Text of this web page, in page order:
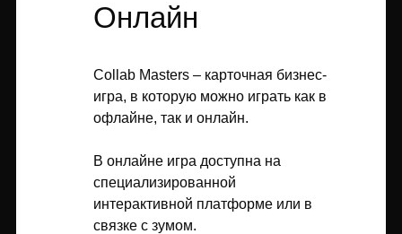
Онлайн
Collab Masters – карточная бизнес-
игра, в которую можно играть как в
офлайне, так и онлайн.
В онлайне игра доступна на
специализированной
интерактивной платформе или в
связке с зумом.